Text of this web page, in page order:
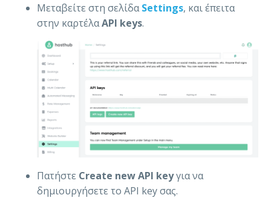
Μεταβείτε στη σελίδαSettings, και έπειτα
στην καρτέλαAPI keys.
Πατήστε Create new API keyγια να
δημιουργήσετε το API key σας.